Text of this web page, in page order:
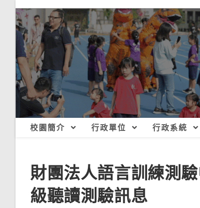
校園簡介 行政單位 行政系統
財團法人語言訓練測
級聽讀測驗訊息